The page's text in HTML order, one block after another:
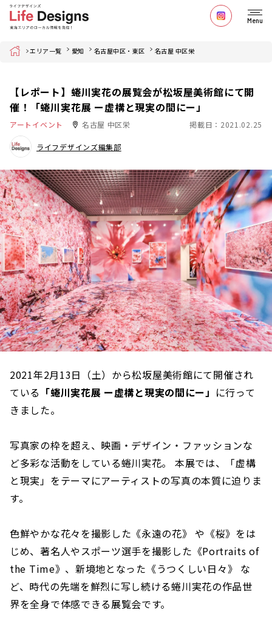
Menu
Home エリア一覧 愛知 名古屋中区・東区 名古屋 中区栄
【レポート】蜷川実花の展覧会が松坂屋美術館にて開
催！「蜷川実花展 ー虚構と現実の間にー」
アートイベント 名古屋 中区栄 掲載日：2021.02.25
ライフデザインズ編集部
2021年2月13日（土）から松坂屋美術館にて開催され
ている 「蜷川実花展 ー虚構と現実の間にー」 に行って
きました。
写真家の枠を超え、映画・デザイン・ファッションな
ど多彩な活動をしている蜷川実花。 本展では、「虚構
と現実」をテーマにアーティストの写真の本質に迫りま
す。
色鮮やかな花々を撮影した《永遠の花》 や《桜》をは
じめ、著名人やスポーツ選手を撮影した《Portraits of
the Time》、新境地となった《うつくしい日々》 な
ど、時代の先端を鮮烈に写し続ける蜷川実花の作品世
界を全身で体感できる展覧会です。